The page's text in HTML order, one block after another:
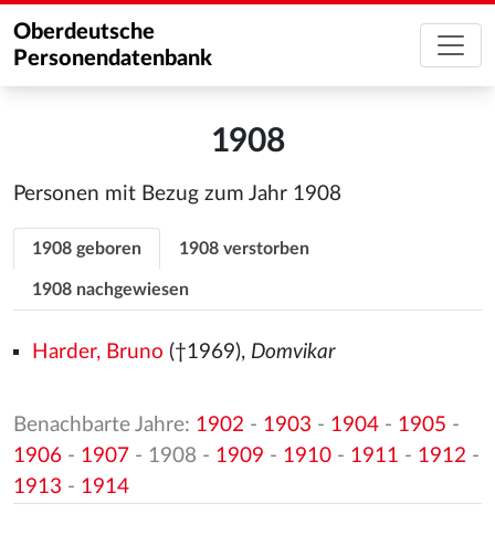
Oberdeutsche
Personendatenbank
1908
Personen mit Bezug zum Jahr 1908
1908 geboren 1908 verstorben
1908 nachgewiesen
Harder, Bruno (†1969), Domvikar
Benachbarte Jahre: 1902 - 1903 - 1904 - 1905 -
1906 - 1907 - 1908 - 1909 - 1910 - 1911 - 1912 -
1913 - 1914